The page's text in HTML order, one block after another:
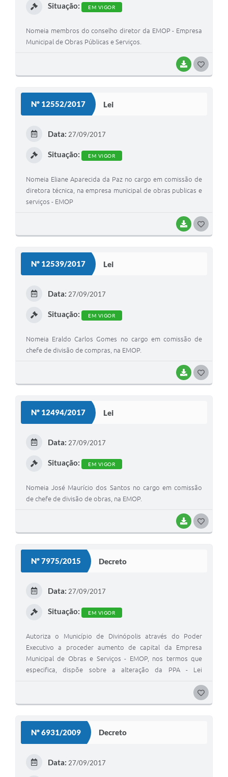
BAIXAR
Situação: EM VIGOR
Nomeia membros do conselho diretor da EMOP - Empresa
Municipal de Obras Públicas e Serviços.
Nº 12552/2017 Lei
BAIXAR
Data: 27/09/2017
Situação: EM VIGOR
Nomeia Eliane Aparecida da Paz no cargo em comissão de
diretora técnica, na empresa municipal de obras publicas e
serviços - EMOP
Nº 12539/2017 Lei
BAIXAR
Data: 27/09/2017
Situação: EM VIGOR
Nomeia Eraldo Carlos Gomes no cargo em comissão de
chefe de divisão de compras, na EMOP.
Nº 12494/2017 Lei
BAIXAR
Data: 27/09/2017
Situação: EM VIGOR
Nomeia José Maurício dos Santos no cargo em comissão
de chefe de divisão de obras, na EMOP.
Nº 7975/2015 Decreto
Data: 27/09/2017
Situação: EM VIGOR
Autoriza o Município de Divinópolis através do Poder
Executivo a proceder aumento de capital da Empresa
Municipal de Obras e Serviços - EMOP, nos termos que
especifica, dispõe sobre a alteração da PPA - Lei
nº7.837/2014, LOA - Lei Orçamentária Anual nº7.911/2014 e
autoriza a abertura do crédito adicional especial no
sessenta e oito mil reais) e contém outras providências.
Nº 6931/2009 Decreto
Data: 27/09/2017